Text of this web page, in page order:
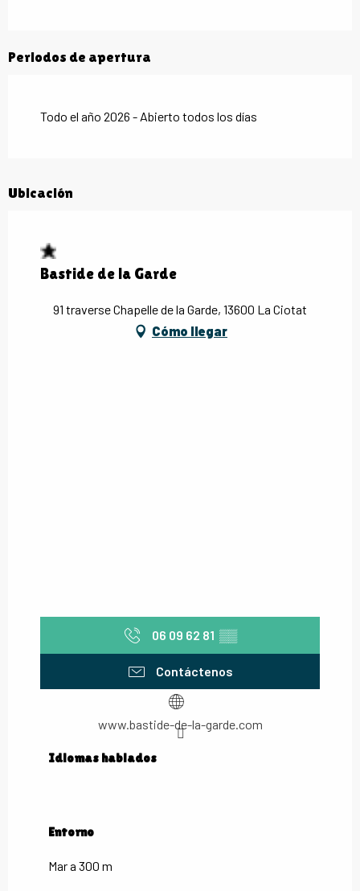
Periodos de apertura
Todo el año 2026 - Abierto todos los días
Ubicación
Bastide de la Garde
91 traverse Chapelle de la Garde, 13600 La Ciotat
Cómo llegar
06 09 62 81 ▒▒
Contáctenos
www.bastide-de-la-garde.com
Idiomas hablados
Idiomas hablados
Entorno
Entorno
Mar a 300 m